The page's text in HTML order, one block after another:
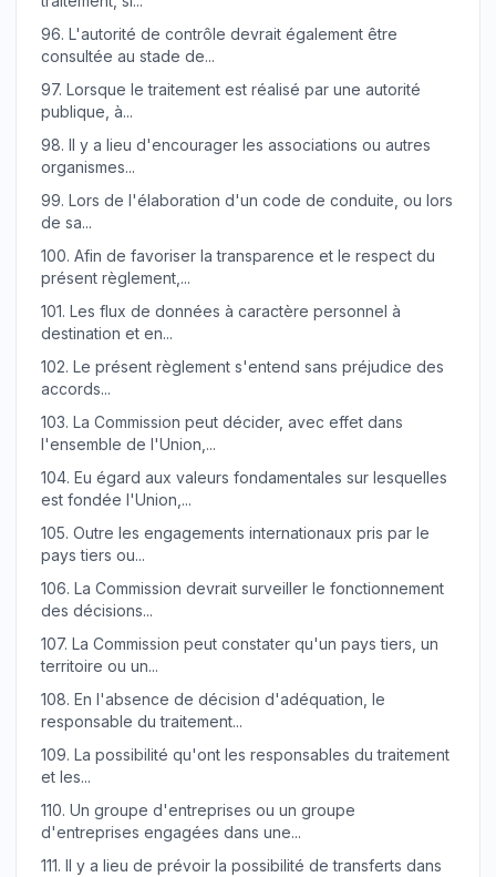
96. L'autorité de contrôle devrait également être
consultée au stade de...
97. Lorsque le traitement est réalisé par une autorité
publique, à...
98. Il y a lieu d'encourager les associations ou autres
organismes...
99. Lors de l'élaboration d'un code de conduite, ou lors
de sa...
100. Afin de favoriser la transparence et le respect du
présent règlement,...
101. Les flux de données à caractère personnel à
destination et en...
102. Le présent règlement s'entend sans préjudice des
accords...
103. La Commission peut décider, avec effet dans
l'ensemble de l'Union,...
104. Eu égard aux valeurs fondamentales sur lesquelles
est fondée l'Union,...
105. Outre les engagements internationaux pris par le
pays tiers ou...
106. La Commission devrait surveiller le fonctionnement
des décisions...
107. La Commission peut constater qu'un pays tiers, un
territoire ou un...
108. En l'absence de décision d'adéquation, le
responsable du traitement...
109. La possibilité qu'ont les responsables du traitement
et les...
110. Un groupe d'entreprises ou un groupe
d'entreprises engagées dans une...
111. Il y a lieu de prévoir la possibilité de transferts dans